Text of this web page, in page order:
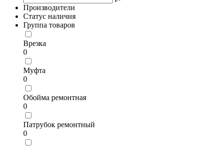
Производители
Статус наличия
Группа товаров
Врезка
0
Муфта
0
Обойма ремонтная
0
Патрубок ремонтный
0